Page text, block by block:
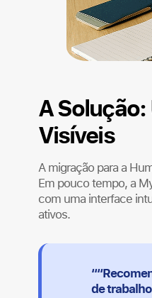
A
Visíveis
A migração para a
Em pouco tempo, a
com uma interface
ativos.
de